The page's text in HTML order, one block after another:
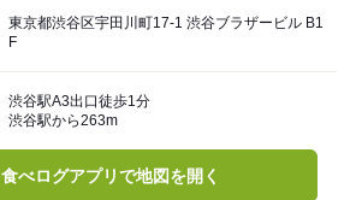
東京都渋谷区宇田川町17-1 渋谷ブラザービル B1
F
渋谷駅A3出口徒歩1分
渋谷駅から263m
食べログアプリで地図を開く